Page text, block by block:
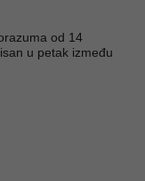
od 14
u petak između